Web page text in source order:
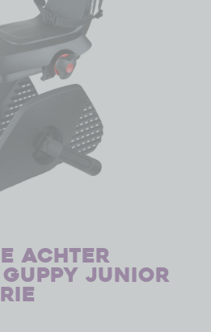
achter
Junior